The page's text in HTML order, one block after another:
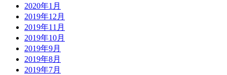
2020年1月
2019年12月
2019年11月
2019年10月
2019年9月
2019年8月
2019年7月